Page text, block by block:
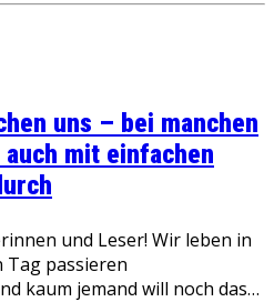
uns – bei manchen
mit einfachen
und Leser! Wir leben in
Tag passieren
kaum jemand will noch das…